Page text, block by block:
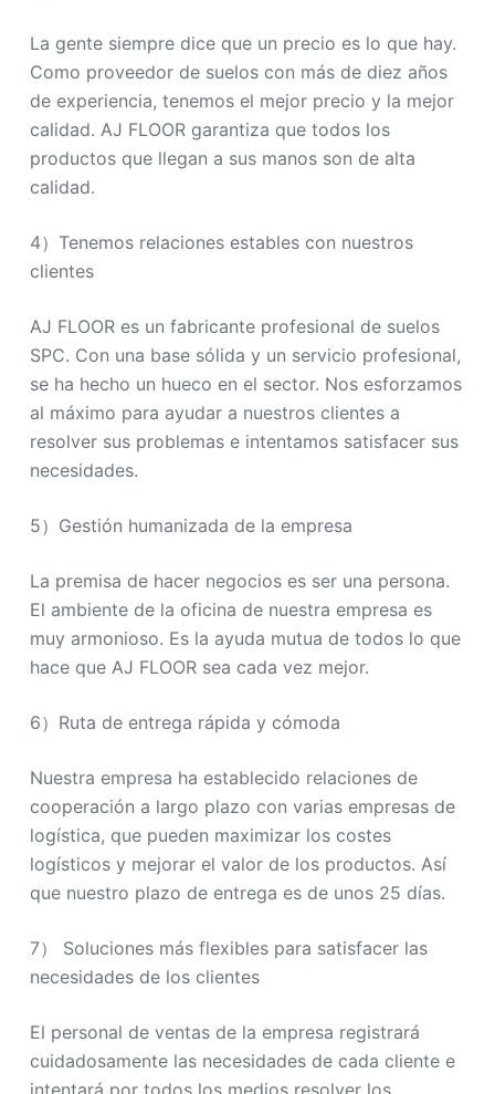
La gente siempre dice que un precio es lo que hay.
Como proveedor de suelos con más de diez años
de experiencia, tenemos el mejor precio y la mejor
calidad. AJ FLOOR garantiza que todos los
productos que llegan a sus manos son de alta
calidad.
4）Tenemos relaciones estables con nuestros
clientes
AJ FLOOR es un fabricante profesional de suelos
SPC. Con una base sólida y un servicio profesional,
se ha hecho un hueco en el sector. Nos esforzamos
al máximo para ayudar a nuestros clientes a
resolver sus problemas e intentamos satisfacer sus
necesidades.
5）Gestión humanizada de la empresa
La premisa de hacer negocios es ser una persona.
El ambiente de la oficina de nuestra empresa es
muy armonioso. Es la ayuda mutua de todos lo que
hace que AJ FLOOR sea cada vez mejor.
6）Ruta de entrega rápida y cómoda
Nuestra empresa ha establecido relaciones de
cooperación a largo plazo con varias empresas de
logística, que pueden maximizar los costes
logísticos y mejorar el valor de los productos. Así
que nuestro plazo de entrega es de unos 25 días.
7） Soluciones más flexibles para satisfacer las
necesidades de los clientes
El personal de ventas de la empresa registrará
cuidadosamente las necesidades de cada cliente e
intentará por todos los medios resolver los